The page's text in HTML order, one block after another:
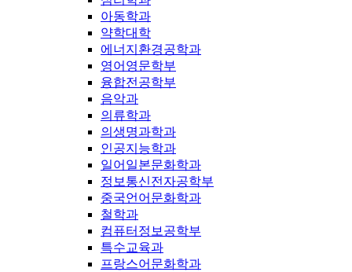
아동학과
약학대학
에너지환경공학과
영어영문학부
융합전공학부
음악과
의류학과
의생명과학과
인공지능학과
일어일본문화학과
정보통신전자공학부
중국언어문화학과
철학과
컴퓨터정보공학부
특수교육과
프랑스어문화학과